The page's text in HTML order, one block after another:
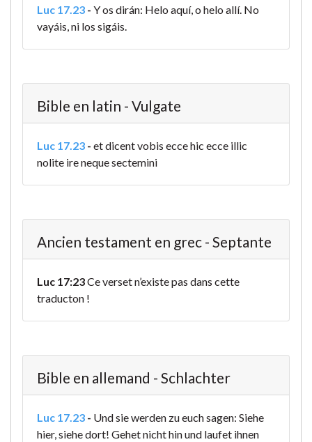
Luc 17.23 - Y os dirán: Helo aquí, o helo allí. No
vayáis, ni los sigáis.
Bible en latin - Vulgate
Luc 17.23 - et dicent vobis ecce hic ecce illic
nolite ire neque sectemini
Ancien testament en grec - Septante
Luc 17:23Ce verset n’existe pas dans cette
traducton !
Bible en allemand - Schlachter
Luc 17.23 - Und sie werden zu euch sagen: Siehe
hier, siehe dort! Gehet nicht hin und laufet ihnen